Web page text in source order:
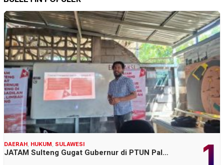
1
DAERAH, HUKUM, SULAWESI
JATAM Sulteng Gugat Gubernur di PTUN Pal…